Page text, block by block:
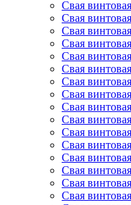
Свая
Свая
Свая
Свая
Свая
Свая
Свая
Свая
Свая
Свая
Свая
Свая
Свая
Свая
Свая
Свая